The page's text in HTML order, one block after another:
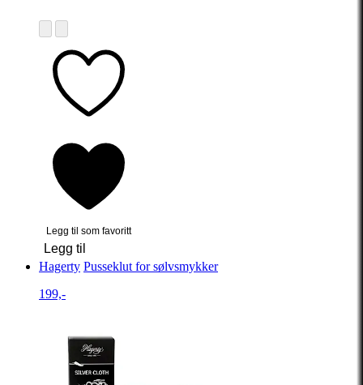
Legg til som favoritt
Legg til
Hagerty Pusseklut for sølvsmykker
199,-